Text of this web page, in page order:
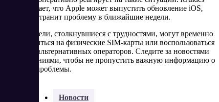
предполагает, что Apple может выпустить обновление iOS,
которое устранит проблему в ближайшие недели.
Пользователи, столкнувшиеся с трудностями, могут временно
переключиться на физические SIM-карты или воспользоваться
услугами альтернативных операторов. Следите за новостями
и обновлениями, чтобы не пропустить важную информацию о
решении проблемы.
Новости